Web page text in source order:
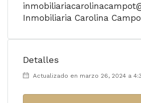
Inmobiliaria Carolina
Detalles
Actualizado en marzo 26, 2024 a